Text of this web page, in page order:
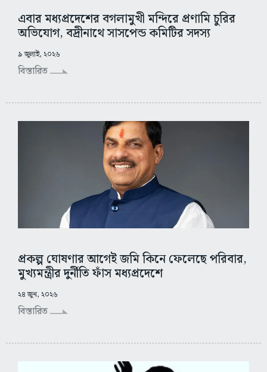
এবার মধ্যপ্রদেশের বগলামুখী মন্দিরে প্রণামি চুরির
অভিযোগ, বদ্রীনাথে সাসপেন্ড কমিটির সদস্য
৯ জুলাই, ২০২৬
বিস্তারিত
প্রকল্প ঘোষণার আগেই জমি কিনে ফেলেছে পরিবার,
মুখ্যমন্ত্রীর দুর্নীতি ফাঁস মধ্যপ্রদেশে
২৪ জুন, ২০২৬
বিস্তারিত